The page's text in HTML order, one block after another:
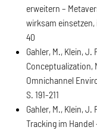
erweitern –
wirksam einsetzen,
40
Gahler, M., Klein,
Conceptualization,
Omnichannel
S. 191-211
Gahler, M., Klein,
Tracking im